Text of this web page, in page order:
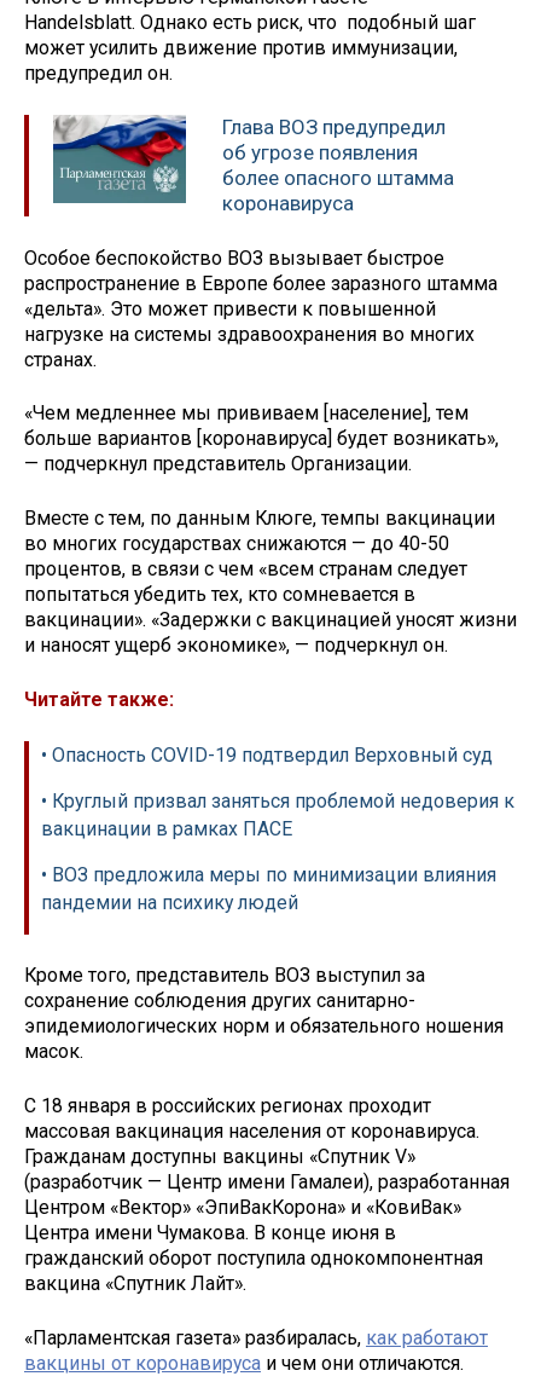
Handelsblatt. Однако есть риск, что подобный шаг
может усилить движение против иммунизации,
предупредил он.
Глава ВОЗ предупредил
об угрозе появления
более опасного штамма
коронавируса
Особое беспокойство ВОЗ вызывает быстрое
распространение в Европе более заразного штамма
«дельта». Это может привести к повышенной
нагрузке на системы здравоохранения во многих
странах.
«Чем медленнее мы прививаем [население], тем
больше вариантов [коронавируса] будет возникать»,
— подчеркнул представитель Организации.
Вместе с тем, по данным Клюге, темпы вакцинации
во многих государствах снижаются — до 40-50
процентов, в связи с чем «всем странам следует
попытаться убедить тех, кто сомневается в
вакцинации». «Задержки с вакцинацией уносят жизни
и наносят ущерб экономике», — подчеркнул он.
Читайте также:
• Опасность COVID-19 подтвердил Верховный суд
• Круглый призвал заняться проблемой недоверия к
вакцинации в рамках ПАСЕ
• ВОЗ предложила меры по минимизации влияния
пандемии на психику людей
Кроме того, представитель ВОЗ выступил за
сохранение соблюдения других санитарно-
эпидемиологических норм и обязательного ношения
масок.
С 18 января в российских регионах проходит
массовая вакцинация населения от коронавируса.
Гражданам доступны вакцины «Спутник V»
(разработчик — Центр имени Гамалеи), разработанная
Центром «Вектор» «ЭпиВакКорона» и «КовиВак»
Центра имени Чумакова. В конце июня в
гражданский оборот поступила однокомпонентная
вакцина «Спутник Лайт».
«Парламентская газета» разбиралась, как работают
вакцины от коронавируса и чем они отличаются.